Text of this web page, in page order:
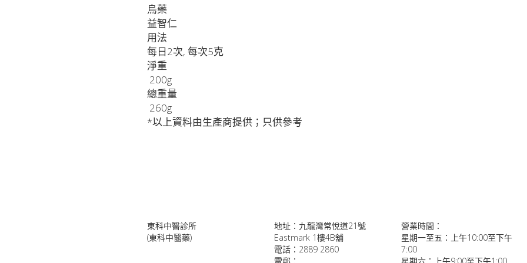
烏藥
益智仁
用法
每日2次, 每次5克
淨重
200g
總重量
260g
*以上資料由生產商提供；只供參考
東科中醫診所
(東科中醫藥)
地址：九龍灣常悅道21號
Eastmark 1樓4B舖
電話：2889 2860
營業時間：
星期一至五：上午10:00至下午
7:00